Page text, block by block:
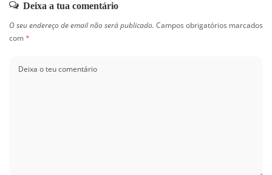
Deixa a tua comentário
O seu endereço de email não será publicado. Campos obrigatórios marcados
com*